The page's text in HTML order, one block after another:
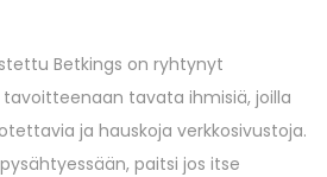
Betkings on ryhtynyt
tavata ihmisiä, joilla
ja hauskoja verkkosivustoja.
paitsi jos itse